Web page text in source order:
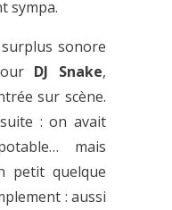
sympa.
sonore
DJ Snake,
sur scène.
: on avait
mais
petit quelque
: aussi